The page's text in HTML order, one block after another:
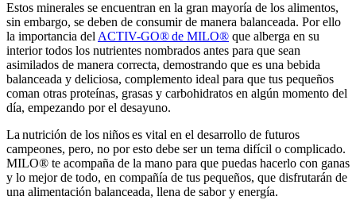
Estos minerales se encuentran en la gran mayoría de los alimentos,
sin embargo, se deben de consumir de manera balanceada. Por ello
la importancia del ACTIV-GO® de MILO® que alberga en su
interior todos los nutrientes nombrados antes para que sean
asimilados de manera correcta, demostrando que es una bebida
balanceada y deliciosa, complemento ideal para que tus pequeños
coman otras proteínas, grasas y carbohidratos en algún momento del
día, empezando por el desayuno.
La nutrición de los niños es vital en el desarrollo de futuros
campeones, pero, no por esto debe ser un tema difícil o complicado.
MILO® te acompaña de la mano para que puedas hacerlo con ganas
y lo mejor de todo, en compañía de tus pequeños, que disfrutarán de
una alimentación balanceada, llena de sabor y energía.